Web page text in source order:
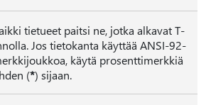
tietueet paitsi ne, jotka alkavat T-
Jos tietokanta käyttää ANSI-92-
käytä prosenttimerkkiä
(*) sijaan.